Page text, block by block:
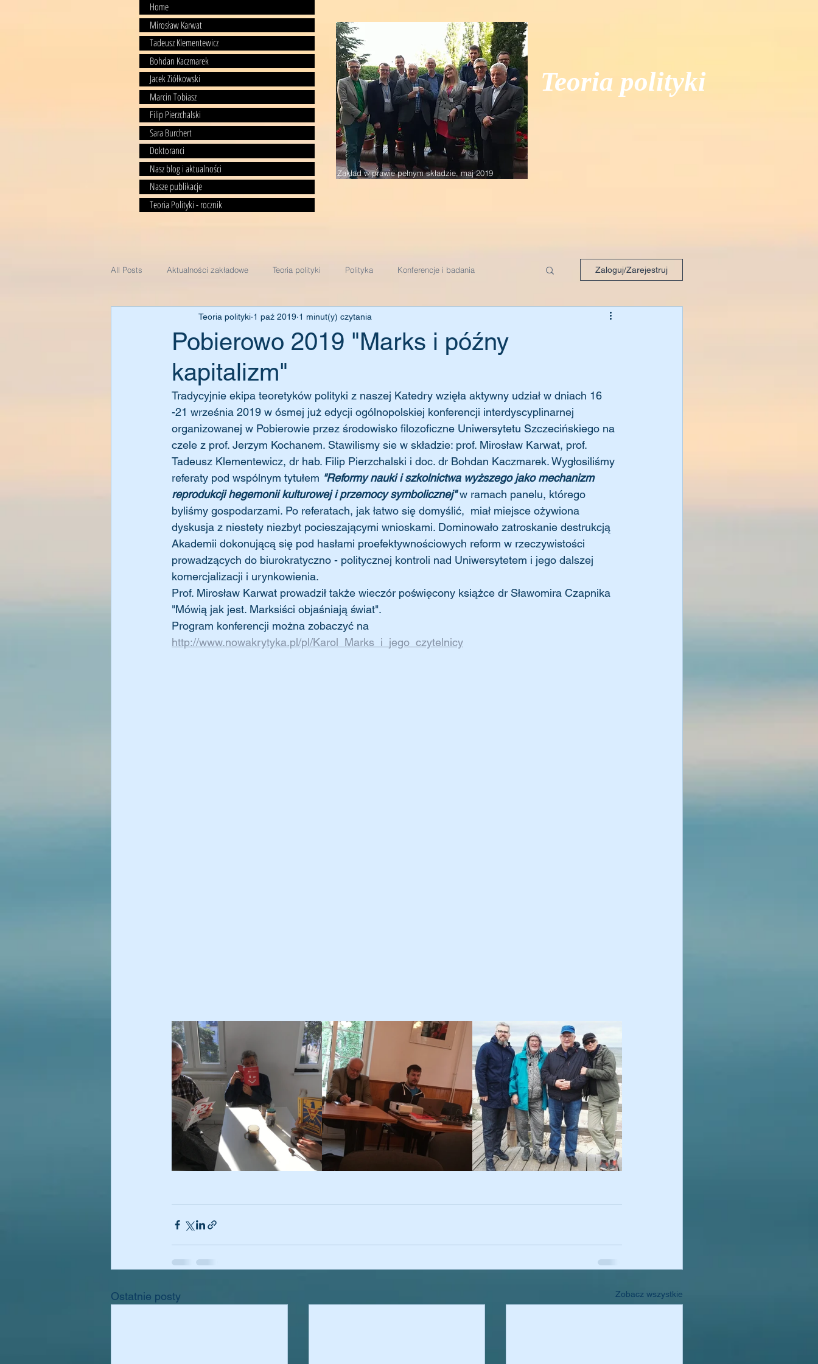
Home
Mirosław Karwat
Tadeusz Klementewicz
Bohdan Kaczmarek
Jacek Ziółkowski
Marcin Tobiasz
Filip Pierzchalski
Sara Burchert
Doktoranci
Nasz blog i aktualności
Nasze publikacje
Teoria Polityki - rocznik
Teoria polityki
Zakład w prawie pełnym składzie, maj 2019
All Posts Aktualności zakładowe Teoria polityki Polityka Konferencje i badania Zaloguj/Zarejestruj
Pobierowo 2019 "Marks i późny
kapitalizm"
Teoria polityki 1 paź 2019 1 minut(y) czytania
Tradycyjnie ekipa teoretyków polityki z naszej Katedry wzięła aktywny udział w dniach 16
-21 września 2019 w ósmej już edycji ogólnopolskiej konferencji interdyscyplinarnej
organizowanej w Pobierowie przez środowisko filozoficzne Uniwersytetu Szczecińskiego na
czele z prof. Jerzym Kochanem. Stawilismy sie w składzie: prof. Mirosław Karwat, prof.
Tadeusz Klementewicz, dr hab. Filip Pierzchalski i doc. dr Bohdan Kaczmarek. Wygłosiliśmy
referaty pod wspólnym tytułem "Reformy nauki i szkolnictwa wyższego jako mechanizm
reprodukcji hegemonii kulturowej i przemocy symbolicznej" w ramach panelu, którego
byliśmy gospodarzami. Po referatach, jak łatwo się domyślić,  miał miejsce ożywiona
dyskusja z niestety niezbyt pocieszającymi wnioskami. Dominowało zatroskanie destrukcją
Akademii dokonującą się pod hasłami proefektywnościowych reform w rzeczywistości
prowadzących do biurokratyczno - politycznej kontroli nad Uniwersytetem i jego dalszej
komercjalizacji i urynkowienia.
Prof. Mirosław Karwat prowadził także wieczór poświęcony książce dr Sławomira Czapnika
"Mówią jak jest. Marksiści objaśniają świat".
Program konferencji można zobaczyć na
http://www.nowakrytyka.pl/pl/Karol_Marks_i_jego_czytelnicy
Ostatnie posty Zobacz wszystkie